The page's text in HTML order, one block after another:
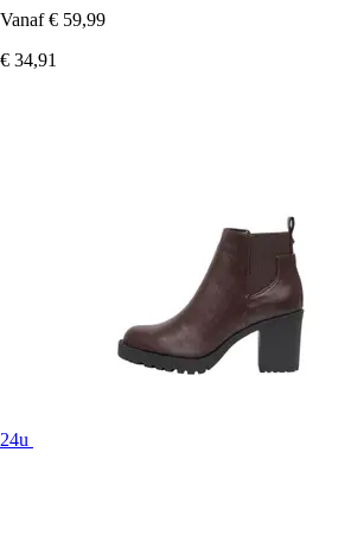
Vanaf € 59,99
€ 34,91
24u